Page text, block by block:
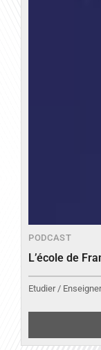
PODCAST
L’école de
Etudier /